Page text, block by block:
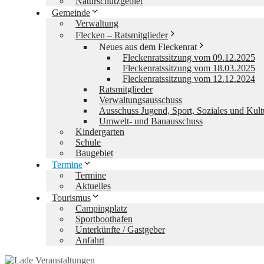
Gemeinde
Verwaltung
Flecken – Ratsmitglieder
Neues aus dem Fleckenrat
Fleckenratssitzung vom 09.12.2025
Fleckenratssitzung vom 18.03.2025
Fleckenratssitzung vom 12.12.2024
Ratsmitglieder
Verwaltungsausschuss
Ausschuss Jugend, Sport, Soziales und
Umwelt- und Bauausschuss
Kindergarten
Schule
Baugebiet
Termine
Termine
Aktuelles
Tourismus
Campingplatz
Sportboothafen
Unterkünfte / Gastgeber
Anfahrt